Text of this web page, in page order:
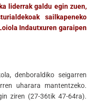
liderrak galdu egin zuen,
sailkapeneko
Indautxuren garaipen
denboraldiko seigarren
uharara mantentzeko.
ziren (27-36tik 47-64ra).